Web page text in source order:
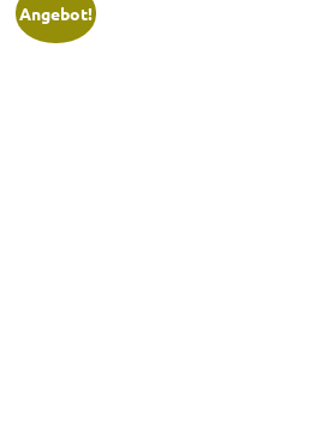
Angebot!